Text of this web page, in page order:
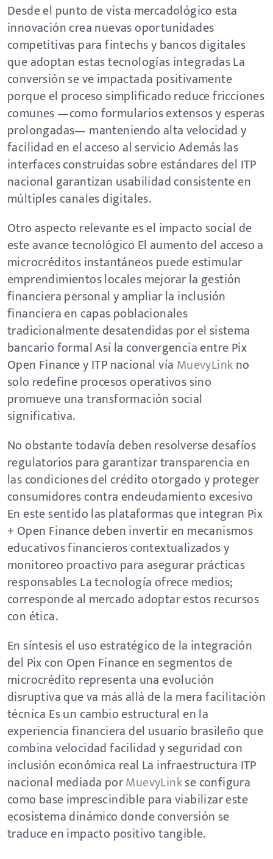
Desde el punto de vista mercadológico esta
innovación crea nuevas oportunidades
competitivas para fintechs y bancos digitales
que adoptan estas tecnologías integradas La
conversión se ve impactada positivamente
porque el proceso simplificado reduce fricciones
comunes —como formularios extensos y esperas
prolongadas— manteniendo alta velocidad y
facilidad en el acceso al servicio Además las
interfaces construidas sobre estándares del ITP
nacional garantizan usabilidad consistente en
múltiples canales digitales.
Otro aspecto relevante es el impacto social de
este avance tecnológico El aumento del acceso a
microcréditos instantáneos puede estimular
emprendimientos locales mejorar la gestión
financiera personal y ampliar la inclusión
financiera en capas poblacionales
tradicionalmente desatendidas por el sistema
bancario formal Así la convergencia entre Pix
Open Finance y ITP nacional vía MuevyLinkno
solo redefine procesos operativos sino
promueve una transformación social
significativa.
No obstante todavía deben resolverse desafíos
regulatorios para garantizar transparencia en
las condiciones del crédito otorgado y proteger
consumidores contra endeudamiento excesivo
En este sentido las plataformas que integran Pix
+ Open Finance deben invertir en mecanismos
educativos financieros contextualizados y
monitoreo proactivo para asegurar prácticas
responsables La tecnología ofrece medios;
corresponde al mercado adoptar estos recursos
con ética.
En síntesis el uso estratégico de la integración
del Pix con Open Finance en segmentos de
microcrédito representa una evolución
disruptiva que va más allá de la mera facilitación
técnica Es un cambio estructural en la
experiencia financiera del usuario brasileño que
combina velocidad facilidad y seguridad con
inclusión económica real La infraestructura ITP
nacional mediada porMuevyLinkse configura
como base imprescindible para viabilizar este
ecosistema dinámico donde conversión se
traduce en impacto positivo tangible.